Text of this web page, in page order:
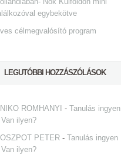
egybekötve
célmegvalósító program
LEGUTÓBBI HOZZÁSZÓLÁSOK
ROMHANYI - Tanulás ingyen
ilyen?
PETER - Tanulás ingyen
ilyen?